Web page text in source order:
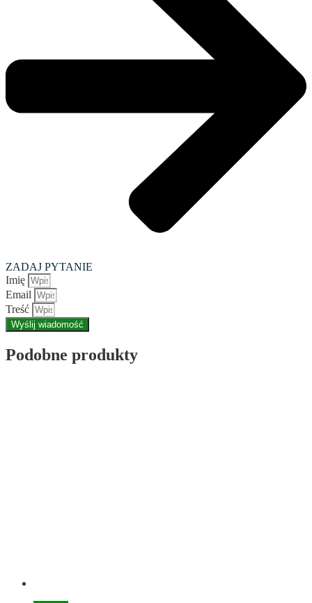
ZADAJ PYTANIE
Imię
Email
Treść
Wyślij wiadomość
Podobne produkty